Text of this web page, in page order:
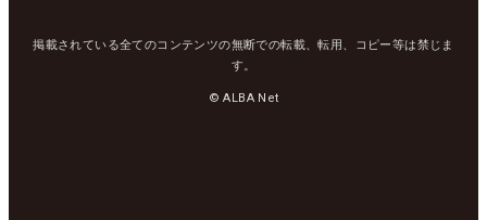
掲載されている全てのコンテンツの無断での転載、転用、コピー等は禁じま
す。
© ALBA Net